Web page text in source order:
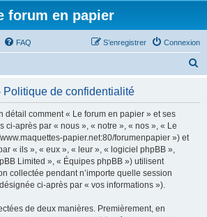
forum en papier
FAQ Connexion
S’enregistrer
Politique de confidentialité
détail comment « Le forum en papier » et ses
ci-après par « nous », « notre », « nos », « Le
papier.net:80/forumenpapier ») et
« ils », « eux », « leur », « logiciel phpBB »,
Limited », « Équipes phpBB ») utilisent
collectée pendant n’importe quelle session
ci-après par « vos informations »).
de deux manières. Premièrement, en